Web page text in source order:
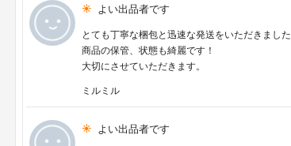
よい出品者です
とても丁寧な梱包と迅速な発送をいただきました
商品の保管、状態も綺麗です！
大切にさせていただきます。
ミルミル
よい出品者です